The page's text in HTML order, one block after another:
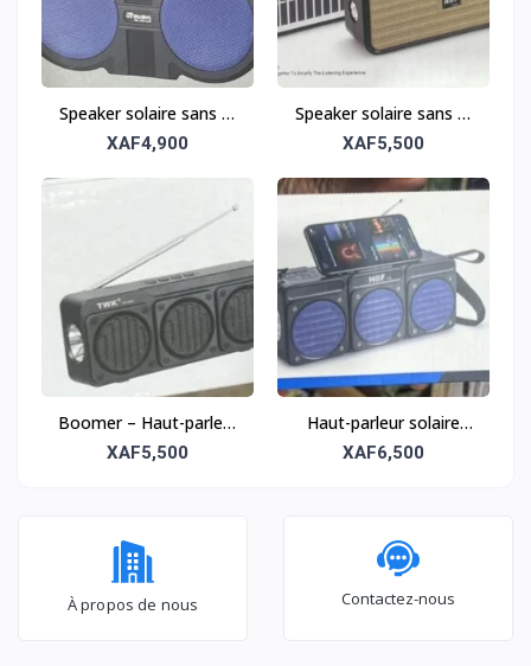
Speaker solaire sans fil
tout-terrain – Robuste
XAF4,900
Speaker solaire sans fil
tout-terrain – Robuste
XAF5,500
Boomer – Haut-parleur
solaire sans fil tout-
XAF5,500
Haut-parleur solaire
sans fil tout-terrain –
XAF6,500
À propos de nous Contactez-nous